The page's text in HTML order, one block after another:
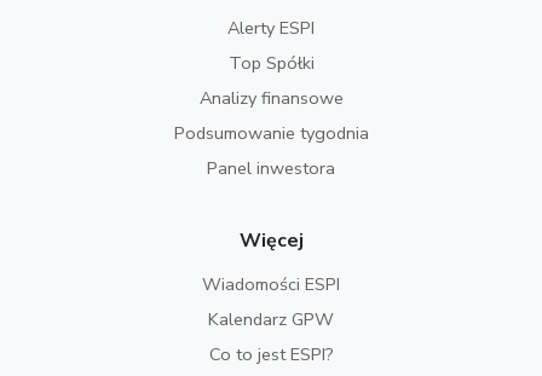
Alerty ESPI
Top Spółki
Analizy finansowe
Podsumowanie tygodnia
Panel inwestora
Więcej
Wiadomości ESPI
Kalendarz GPW
Co to jest ESPI?